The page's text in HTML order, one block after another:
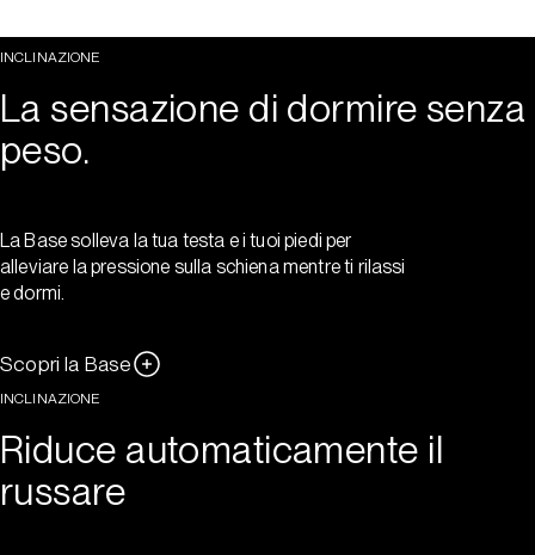
INCLINAZIONE
La sensazione di dormire senza
peso.
La Base solleva la tua testa e i tuoi piedi per
alleviare la pressione sulla schiena mentre ti rilassi
e dormi.
Scopri la Base
INCLINAZIONE
Riduce automaticamente il
russare